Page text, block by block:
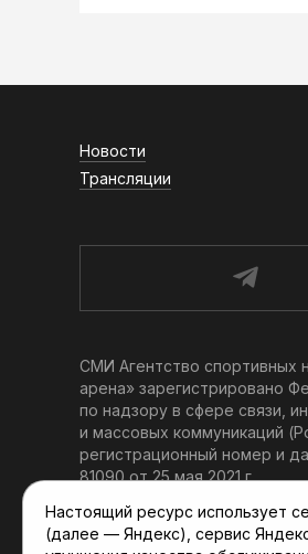
Новости
Трансляции
СМИ Агентство спортивных
арена» зарегистрировано
по надзору в сфере связи,
и массовых коммуникаций
регистрационный номер и
81090 от 25 мая 2021 г.
Главный редактор:
При использовании
Настоящий ресурс использует
(далее — Яндекс), сервис